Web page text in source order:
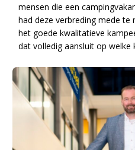
mensen die een
had deze verbreding mede
het goede kwalitatieve
dat volledig aansluit op welke